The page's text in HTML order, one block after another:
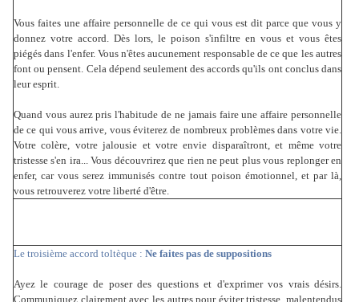
Vous faites une affaire personnelle de ce qui vous est dit parce que vous y
donnez votre accord. Dès lors, le poison s'infiltre en vous et vous êtes
piégés dans l'enfer. Vous n'êtes aucunement responsable de ce que les autres
font ou pensent. Cela dépend seulement des accords qu'ils ont conclus dans
leur esprit.
Quand vous aurez pris l'habitude de ne jamais faire une affaire personnelle
de ce qui vous arrive, vous éviterez de nombreux problèmes dans votre vie.
Votre colère, votre jalousie et votre envie disparaîtront, et même votre
tristesse s'en ira... Vous découvrirez que rien ne peut plus vous replonger en
enfer, car vous serez immunisés contre tout poison émotionnel, et par là,
vous retrouverez votre liberté d'être.
Le troisième accord toltèque : Ne faites pas de suppositions
Ayez le courage de poser des questions et d'exprimer vos vrais désirs.
Communiquez clairement avec les autres pour éviter tristesse, malentendus